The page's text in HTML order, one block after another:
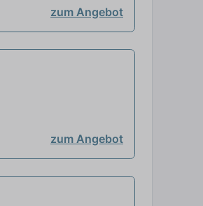
zum Angebot
zum Angebot